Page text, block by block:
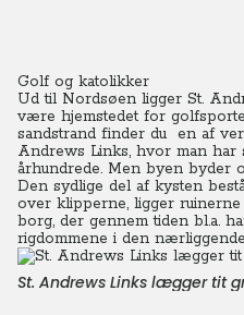
Golf og katolikker
Ud til Nordsøen ligger St.
være hjemstedet for
sandstrand finder du en af
Andrews Links, hvor man har
århundrede. Men byen byder
Den sydlige del af kysten
over klipperne, ligger
borg, der gennem tiden bl.a.
rigdommene i den
St. Andrews Links lægger tit